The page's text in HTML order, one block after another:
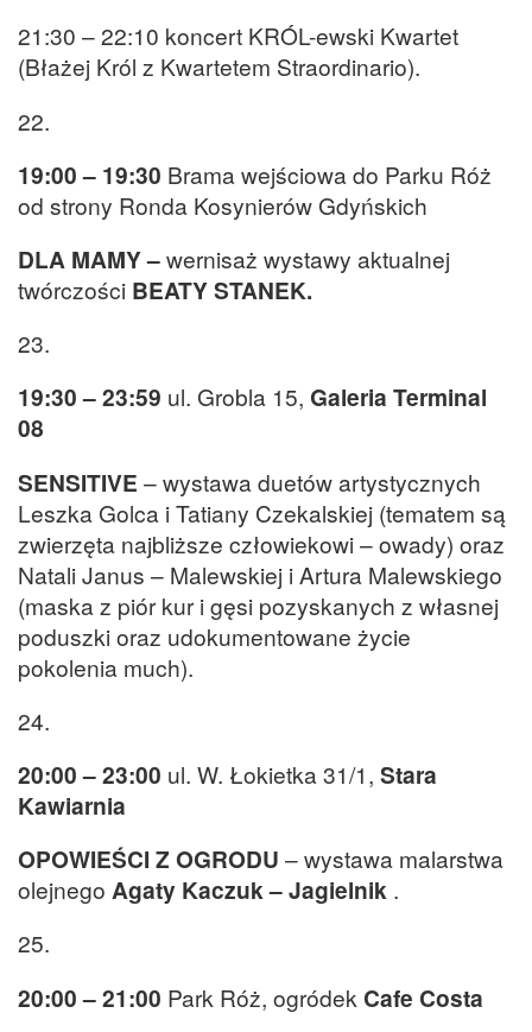
21:30 – 22:10 koncert KRÓL-ewski Kwartet
(Błażej Król z Kwartetem Straordinario).
22.
19:00 – 19:30 Brama wejściowa do Parku Róż
od strony Ronda Kosynierów Gdyńskich
DLA MAMY –wernisaż wystawy aktualnej
twórczości BEATY STANEK.
23.
19:30 – 23:59 ul. Grobla 15, Galeria Terminal
08
SENSITIVE – wystawa duetów artystycznych
Leszka Golca i Tatiany Czekalskiej (tematem są
zwierzęta najbliższe człowiekowi – owady) oraz
Natali Janus – Malewskiej i Artura Malewskiego
(maska z piór kur i gęsi pozyskanych z własnej
poduszki oraz udokumentowane życie
pokolenia much).
24.
20:00 – 23:00 ul. W. Łokietka 31/1, Stara
Kawiarnia
OPOWIEŚCI Z OGRODU – wystawa malarstwa
olejnego Agaty Kaczuk – Jagielnik .
25.
20:00 – 21:00 Park Róż, ogródek Cafe Costa